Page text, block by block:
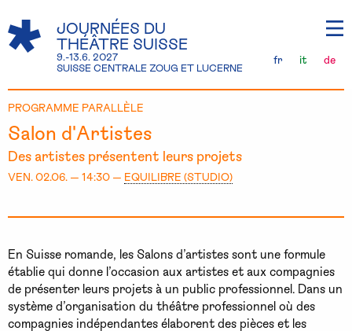
JOURNÉES DU
THÉÂTRE SUISSE
9.-13.6. 2027
SUISSE CENTRALE ZOUG ET LUCERNE
fr it de
PROGRAMME PARALLÈLE
Salon d'Artistes
Des artistes présentent leurs projets
VEN. 02.06. — 14:30 — EQUILIBRE (STUDIO)
En Suisse romande, les Salons d’artistes sont une formule
établie qui donne l’occasion aux artistes et aux compagnies
de présenter leurs projets à un public professionnel. Dans un
système d’organisation du théâtre professionnel où des
compagnies indépendantes élaborent des pièces et les